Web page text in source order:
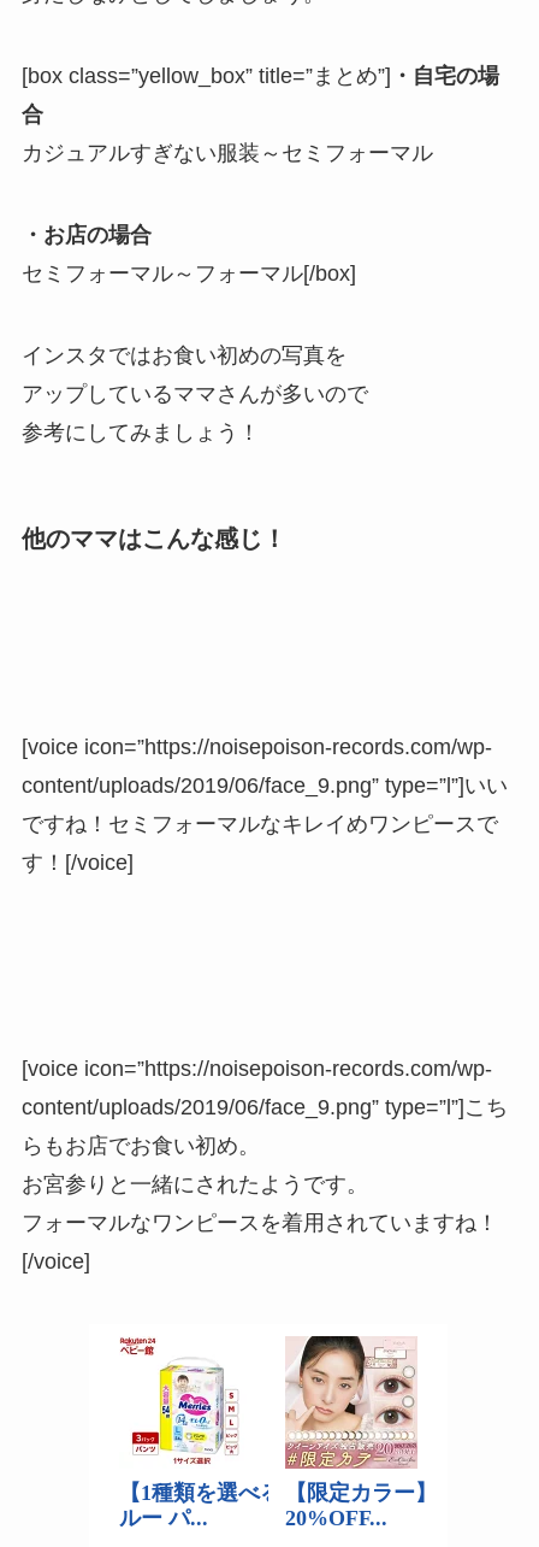
[box class=”yellow_box” title=”まとめ”] ・自宅の場
合
カジュアルすぎない服装～セミフォーマル
・お店の場合
セミフォーマル～フォーマル[/box]
インスタではお食い初めの写真を
アップしているママさんが多いので
参考にしてみましょう！
他のママはこんな感じ！
[voice icon=”https://noisepoison-records.com/wp-
content/uploads/2019/06/face_9.png” type=”l”]いい
ですね！セミフォーマルなキレイめワンピースで
す！[/voice]
[voice icon=”https://noisepoison-records.com/wp-
content/uploads/2019/06/face_9.png” type=”l”]こち
らもお店でお食い初め。
お宮参りと一緒にされたようです。
フォーマルなワンピースを着用されていますね！
[/voice]